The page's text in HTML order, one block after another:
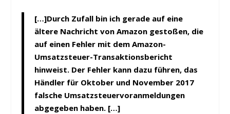
[…]Durch Zufall bin ich gerade auf eine
ältere Nachricht von Amazon gestoßen, die
auf einen Fehler mit dem Amazon-
Umsatzsteuer-Transaktionsbericht
hinweist. Der Fehler kann dazu führen, das
Händler für Oktober und November 2017
falsche Umsatzsteuervoranmeldungen
abgegeben haben. […]